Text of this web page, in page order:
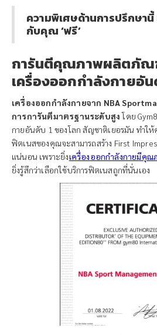
ความพิเศษด้านการปรึกษา
กับคุณ ‘ฟรี’
การันตีคุณภาพผลิตภัณ
เครื่องออกกำลังกายอัน
เครื่องออกกำลังกายจาก NBA
การการันตีมาตรฐานระดับสูงโดย
กายอันดับ 1 ของโลก สัญชาติเยอรมัน ทำให้
ฟิตเนสของคุณจะสามารถสร้าง First
แน่นอน เพราะยิ่งเครื่องออกกำลังกายมีคุณ
ยิ่งรู้สึกว่าเลือกใช้บริการฟิตเนสถูกที่นั่นเอง